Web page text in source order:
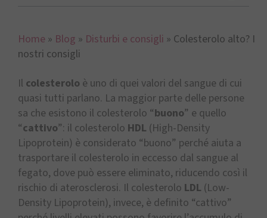
Home » Blog » Disturbi e consigli » Colesterolo alto? I
nostri consigli
Il colesterolo è uno di quei valori del sangue di cui
quasi tutti parlano. La maggior parte delle persone
sa che esistono il colesterolo “buono” e quello
“cattivo”: il colesterolo HDL (High-Density
Lipoprotein) è considerato “buono” perché aiuta a
trasportare il colesterolo in eccesso dal sangue al
fegato, dove può essere eliminato, riducendo così il
rischio di aterosclerosi. Il colesterolo LDL (Low-
Density Lipoprotein), invece, è definito “cattivo”